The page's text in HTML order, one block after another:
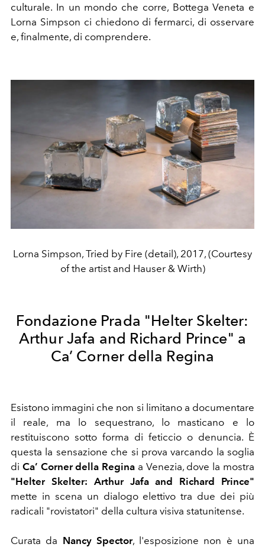
culturale. In un mondo che corre, Bottega Veneta e
Lorna Simpson ci chiedono di fermarci, di osservare
e, finalmente, di comprendere.
Lorna Simpson, Tried by Fire (detail), 2017, (Courtesy
of the artist and Hauser & Wirth)
Fondazione Prada "Helter Skelter:
Arthur Jafa and Richard Prince" a
Ca’ Corner della Regina
Esistono immagini che non si limitano a documentare
il reale, ma lo sequestrano, lo masticano e lo
restituiscono sotto forma di feticcio o denuncia. È
questa la sensazione che si prova varcando la soglia
di Ca’ Corner della Regina a Venezia, dove la mostra
"Helter Skelter: Arthur Jafa and Richard Prince"
mette in scena un dialogo elettivo tra due dei più
radicali "rovistatori" della cultura visiva statunitense.
Curata da Nancy Spector, l'esposizione non è una